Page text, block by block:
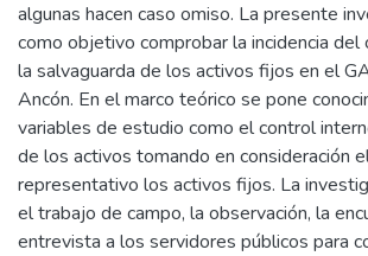
algunas hacen caso omiso. La presente
como objetivo comprobar la incidencia del
la salvaguarda de los activos fijos en el
Ancón. En el marco teórico se pone
variables de estudio como el control
de los activos tomando en consideración
representativo los activos fijos. La
el trabajo de campo, la observación, la
entrevista a los servidores públicos para